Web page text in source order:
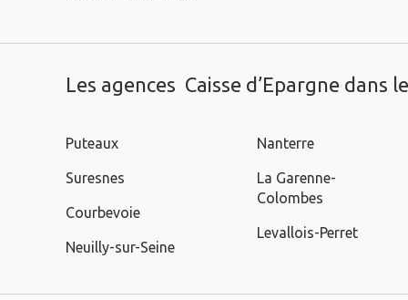
Les agences Caisse d’Epargne dans
Puteaux
Suresnes
Courbevoie
Neuilly-sur-Seine
Nanterre
La Garenne-
Colombes
Levallois-Perret